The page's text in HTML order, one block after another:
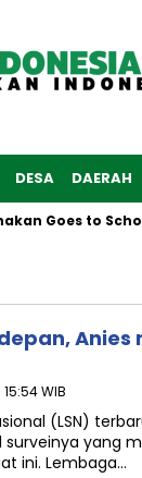
DESA DAERAH
Goes to
Anies
WIB
(LSN)
surveinya yang
ini. Lembaga…